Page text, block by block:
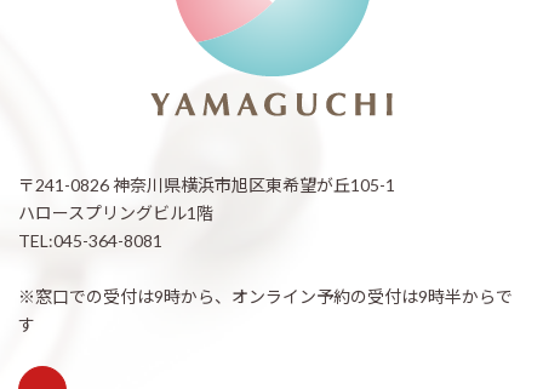
〒241-0826 神奈川県横浜市旭区東希望が丘105-1
ハロースプリングビル1階
TEL:045-364-8081
※窓口での受付は9時から、オンライン予約の受付は9時半からで
す